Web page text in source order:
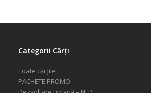
Categorii Cărți
Toate cărțile
PACHETE PROMO